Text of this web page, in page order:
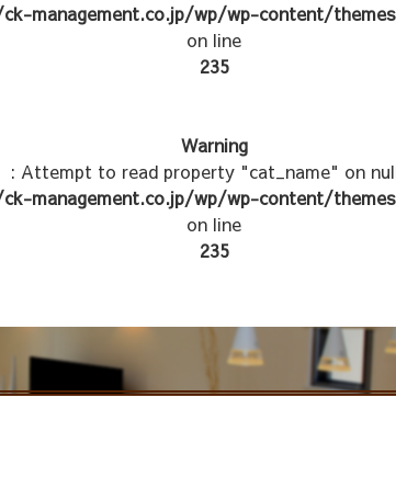
management.co.jp/wp/wp-content/
on line
235
Warning
: Attempt to read property "cat_name" on
management.co.jp/wp/wp-content/
on line
235